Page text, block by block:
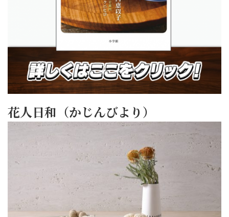
花人日和（かじんびより）